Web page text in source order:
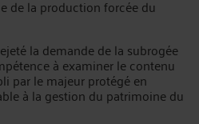
de la production forcée du
la demande de la subrogée
à examiner le contenu
par le majeur protégé en
à la gestion du patrimoine du